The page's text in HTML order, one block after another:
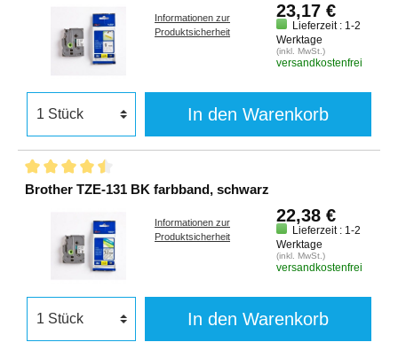
Informationen zur
Produktsicherheit
23,17 €
Lieferzeit : 1-2
Werktage
(inkl. MwSt.)
versandkostenfrei
In den Warenkorb
Brother TZE-131 BK farbband, schwarz
Informationen zur
Produktsicherheit
22,38 €
Lieferzeit : 1-2
Werktage
(inkl. MwSt.)
versandkostenfrei
In den Warenkorb